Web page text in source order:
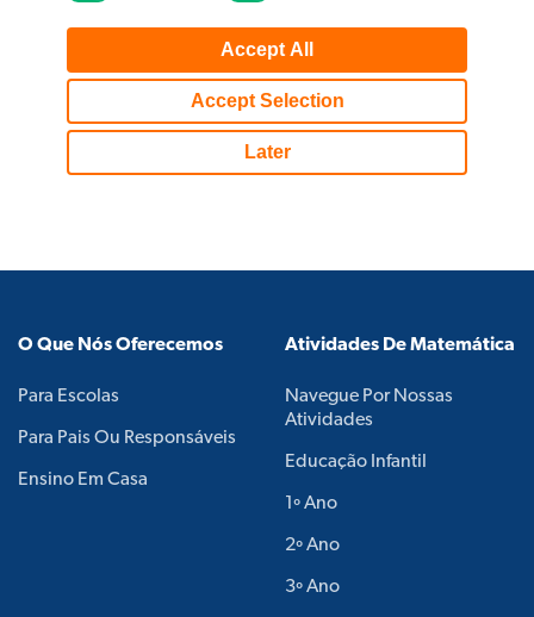
O Que Nós Oferecemos
Para Escolas
Para Pais Ou Responsáveis
Ensino Em Casa
Atividades De Matemática
Navegue Por Nossas
Atividades
Educação Infantil
1º Ano
2º Ano
3º Ano